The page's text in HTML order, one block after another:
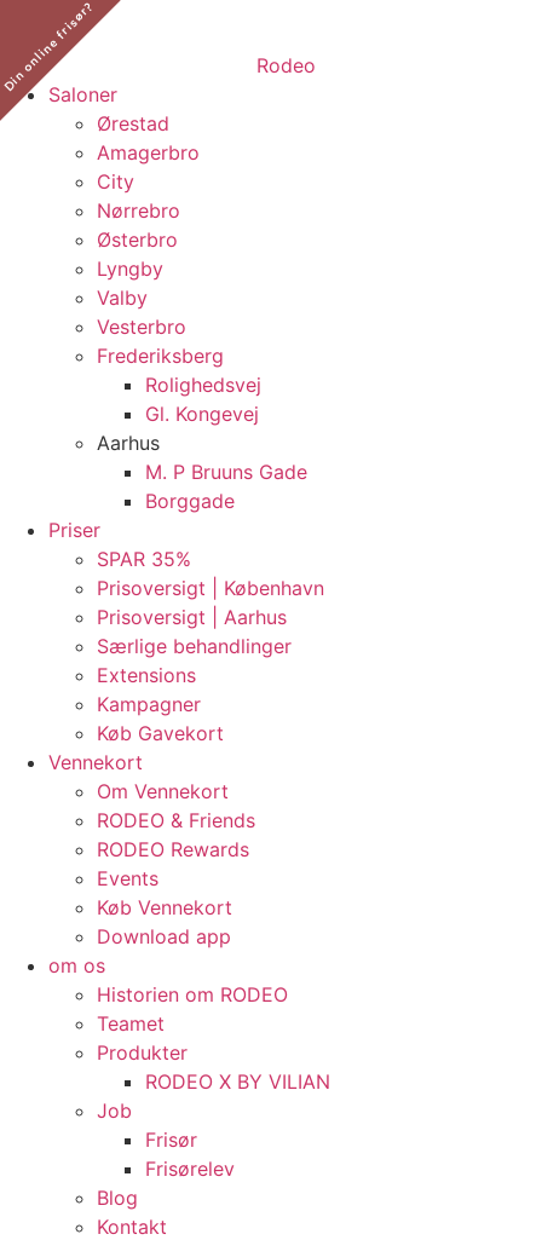
Saloner
Ørestad
Amagerbro
City
Nørrebro
Østerbro
Lyngby
Valby
Vesterbro
Frederiksberg
Rolighedsvej
Gl. Kongevej
Aarhus
M. P Bruuns Gade
Borggade
Priser
SPAR 35%
Prisoversigt | København
Prisoversigt | Aarhus
Særlige behandlinger
Extensions
Kampagner
Køb Gavekort
Vennekort
Om Vennekort
RODEO & Friends
RODEO Rewards
Events
Køb Vennekort
Download app
om os
Historien om RODEO
Teamet
Produkter
RODEO X BY VILIAN
Job
Frisør
Frisørelev
Blog
Kontakt
online frisør?